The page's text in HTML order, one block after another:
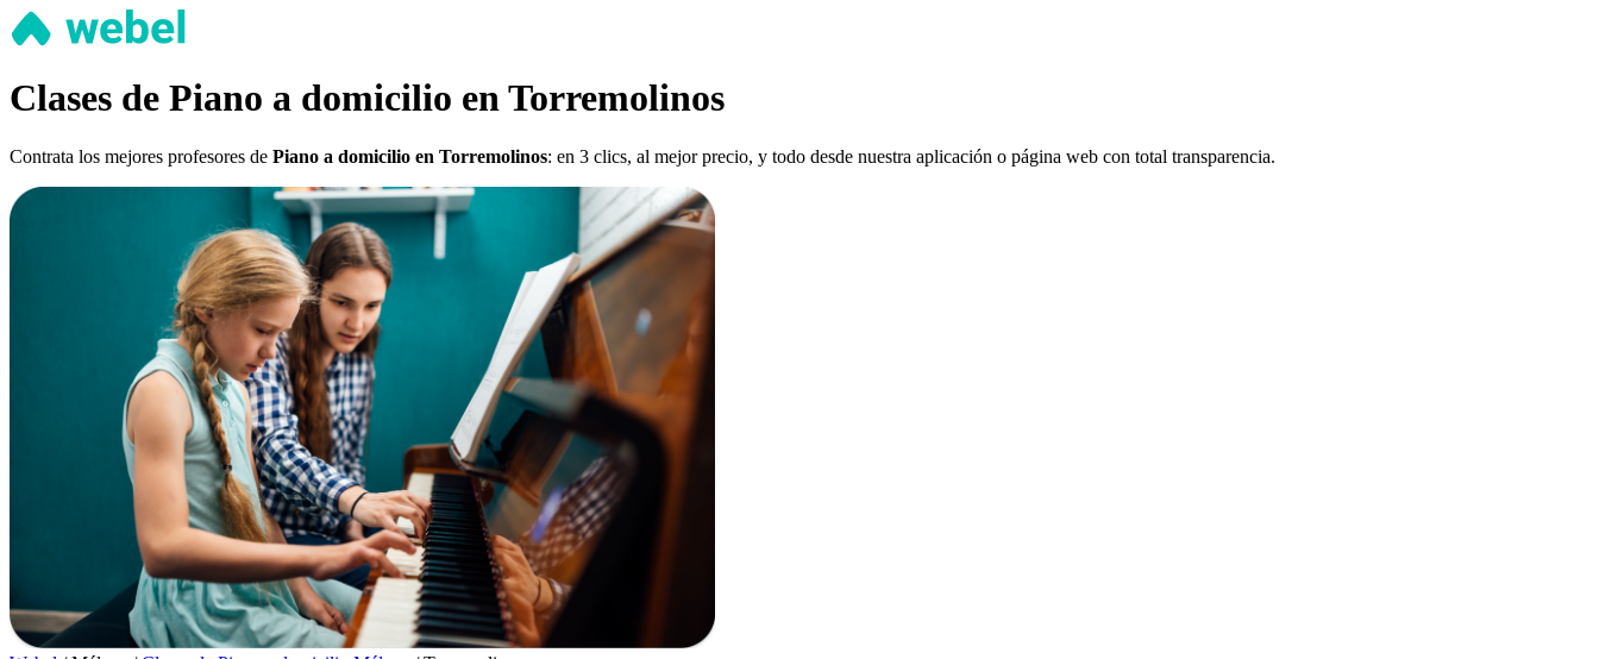
Clases de Piano a domicilio en Torremolinos
Contrata los mejores profesores de Piano a domicilio en Torremolinos: en 3 clics, al mejor precio, y todo desde nuestra aplicación o página web con total transparencia.